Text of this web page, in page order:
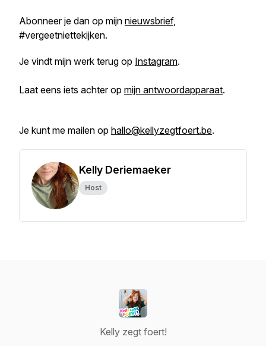
Abonneer je dan op mijn nieuwsbrief,
#vergeetniettekijken.
Je vindt mijn werk terug op Instagram.
Laat eens iets achter op mijn antwoordapparaat.
Je kunt me mailen op hallo@kellyzegtfoert.be.
Kelly Deriemaeker
Host
Kelly zegt foert!